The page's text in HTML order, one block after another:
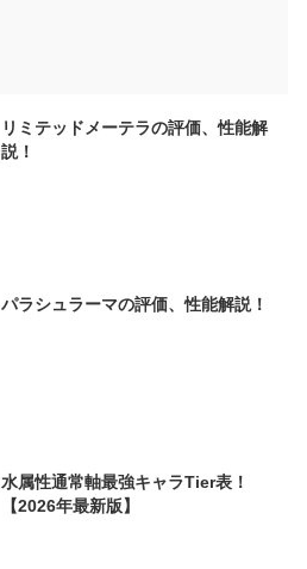
リミテッドメーテラの評価、性能解
説！
パラシュラーマの評価、性能解説！
水属性通常軸最強キャラTier表！
【2026年最新版】